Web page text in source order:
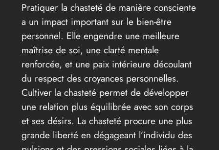
Pratiquer la chasteté de manière consciente
a un impact important sur le bien-être
personnel. Elle engendre une meilleure
maîtrise de soi, une clarté mentale
renforcée, et une paix intérieure découlant
du respect des croyances personnelles.
Cultiver la chasteté permet de développer
une relation plus équilibrée avec son corps
et ses désirs. La chasteté procure une plus
grande liberté en dégageant l’individu des